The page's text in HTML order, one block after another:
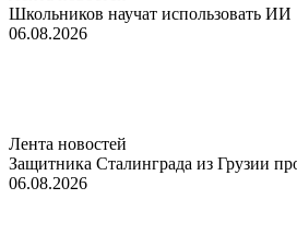
Школьников научат использовать ИИ
06.08.2026
Лента новостей
Защитника Сталинграда из Грузии
06.08.2026